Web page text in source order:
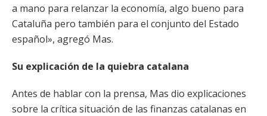
a mano para relanzar la economía, algo bueno para
Cataluña pero también para el conjunto del Estado
español», agregó Mas.
Su explicación de la quiebra catalana
Antes de hablar con la prensa, Mas dio explicaciones
sobre la crítica situación de las finanzas catalanas en